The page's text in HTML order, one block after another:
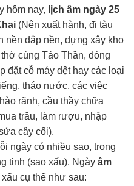
hôm nay, lịch âm ngày 25
(Nên xuất hành, đi tàu
nền đắp nền, dựng xây kho
cúng Táo Thần, đóng
đặt cỗ máy dệt hay các loại
tháo nước, các việc
rãnh, cầu thầy chữa
trâu, làm rượu, nhập
cây cối).
ngày có nhiều sao, trong
tinh (sao xấu). Ngày âm
cụ thể như sau: